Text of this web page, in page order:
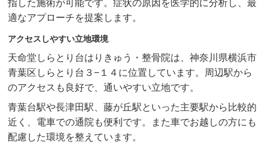
指した施術が可能です。症状の原因を医学的に分析し、最
適なアプローチを提案します。
アクセスしやすい立地環境
天命堂しらとり台はりきゅう・整骨院は、神奈川県横浜市
青葉区しらとり台３−１４に位置しています。周辺駅から
のアクセスも良好で、通いやすい立地です。
青葉台駅や長津田駅、藤が丘駅といった主要駅から比較的
近く、電車での通院も便利です。また車でお越しの方にも
配慮した環境を整えています。